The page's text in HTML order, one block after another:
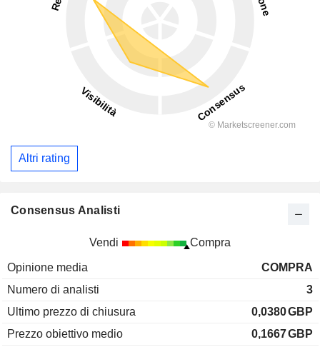
Altri rating
Consensus Analisti
Vendi Compra
Opinione media
COMPRA
Numero di analisti
3
Ultimo prezzo di chiusura
0,0380GBP
Prezzo obiettivo medio
0,1667GBP